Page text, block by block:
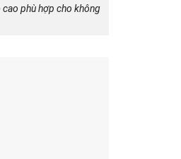
cao phù hợp cho không